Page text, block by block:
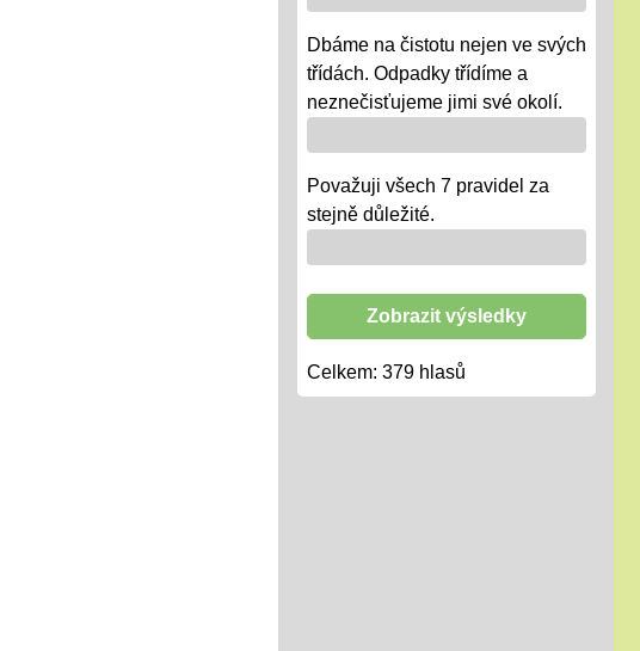
Dbáme na čistotu nejen ve svých
třídách. Odpadky třídíme a
neznečisťujeme jimi své okolí.
Považuji všech 7 pravidel za
stejně důležité.
Zobrazit výsledky
Celkem: 379 hlasů